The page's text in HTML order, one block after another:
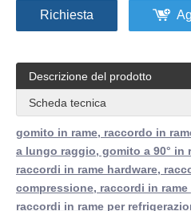
Richiesta
Descrizione del prodotto
Scheda tecnica
gomito in rame, raccordo in
a lungo raggio, gomito a 90° in
raccordi in rame hardware,
compressione, raccordi in
raccordi in rame per